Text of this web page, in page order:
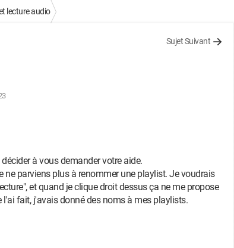
lecture audio
Sujet Suivant
à vous demander votre aide.
ne parviens plus à renommer une playlist. Je voudrais
et quand je clique droit dessus ça ne me propose
fait, j'avais donné des noms à mes playlists.